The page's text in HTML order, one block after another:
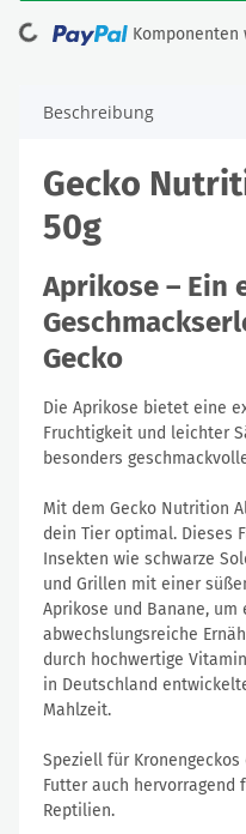
Komponenten
Beschreibung
Gecko
50g
Aprikose – Ein
Gecko
Die Aprikose bietet eine
Fruchtigkeit und leichter
besonders
Mit dem Gecko Nutrition
dein Tier optimal. Dieses
Insekten wie schwarze
und Grillen mit einer
Aprikose und Banane, um
abwechslungsreiche
durch hochwertige
in Deutschland
Mahlzeit.
Speziell für
Futter auch
Reptilien.